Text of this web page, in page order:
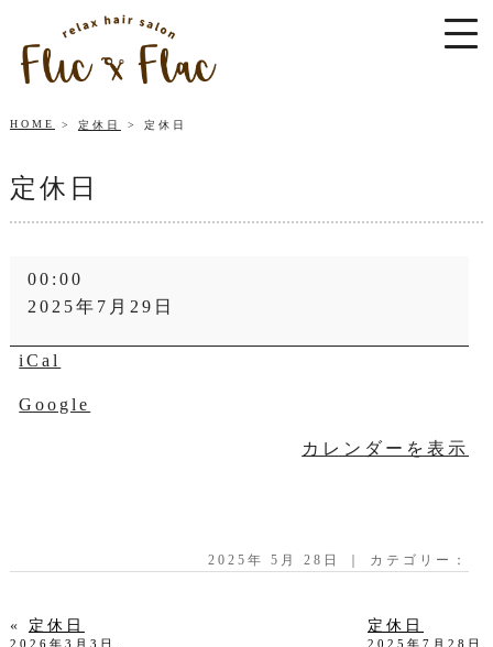
HOME 定休日 定休日
定休日
00:00
2025年7月29日
iCal
Google
カレンダーを表示
2025年 5月 28日 ｜ カテゴリー：
« 定休日
2026年3月3日
定休日
2025年7月28日